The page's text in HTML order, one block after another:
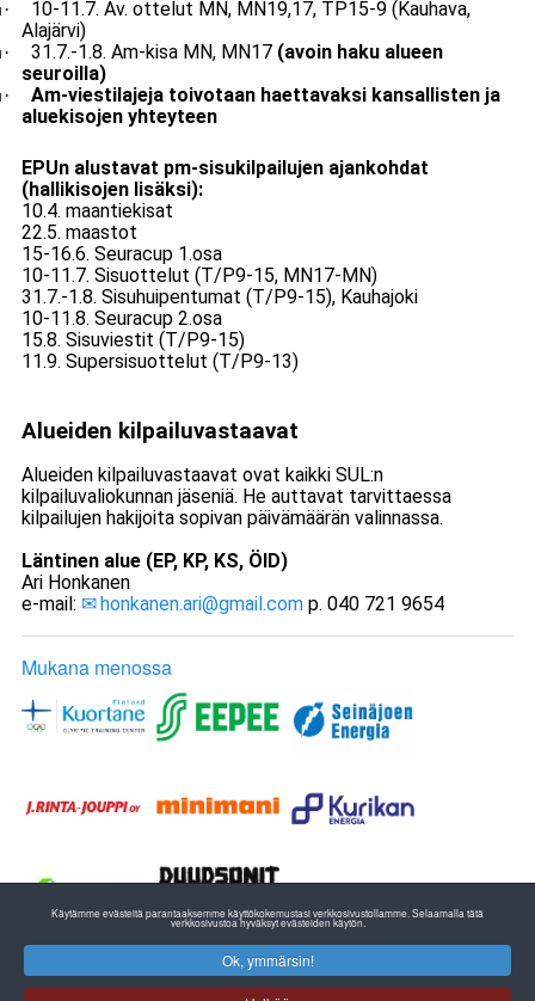
·
10-11.7. Av. ottelut MN, MN19,17, TP15-9 (Kauhava,
Alajärvi)
· 31.7.-1.8. Am-kisa MN, MN17 (avoin haku alueen
seuroilla)
·
Am-viestilajeja toivotaan haettavaksi kansallisten ja
aluekisojen yhteyteen
EPUn alustavat pm-sisukilpailujen ajankohdat
(hallikisojen lisäksi):
10.4. maantiekisat
22.5. maastot
15-16.6. Seuracup 1.osa
10-11.7. Sisuottelut (T/P9-15, MN17-MN)
31.7.-1.8. Sisuhuipentumat (T/P9-15), Kauhajoki
10-11.8. Seuracup 2.osa
15.8. Sisuviestit (T/P9-15)
11.9. Supersisuottelut (T/P9-13)
Alueiden kilpailuvastaavat
Alueiden kilpailuvastaavat ovat kaikki SUL:n
kilpailuvaliokunnan jäseniä. He auttavat tarvittaessa
kilpailujen hakijoita sopivan päivämäärän valinnassa.
Läntinen alue (EP, KP, KS, ÖID)
Ari Honkanen
e-mail:
honkanen.ari@gmail.com p. 040 721 9654
Mukana menossa
Käytämme evästeitä parantaaksemme käyttökokemustasi verkkosivustollamme. Selaamalla tätä
verkkosivustoa hyväksyt evästeiden käytön.
Ok, ymmärsin!